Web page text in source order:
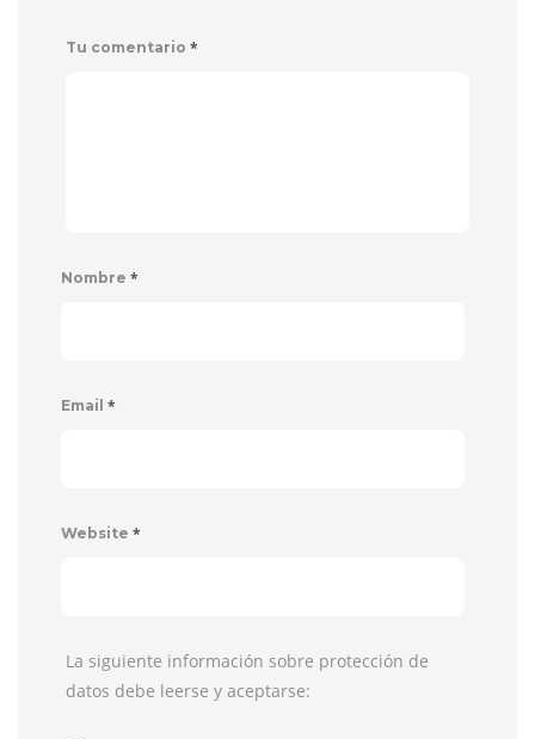
Tu comentario *
Nombre *
Email *
Website *
La siguiente información sobre protección de
datos debe leerse y aceptarse: